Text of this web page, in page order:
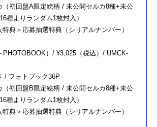
（初回盤A限定絵柄 / 未公開セルカ8種+未公
種よりランダム1枚封入）
特典＞応募抽選特典（シリアルナンバー）
PHOTOBOOK）/ ¥3,025（税込）/ UMCK-
/ フォトブック36P
（初回盤B限定絵柄 / 未公開セルカ8種+未公
種よりランダム1枚封入）
特典＞応募抽選特典（シリアルナンバー）